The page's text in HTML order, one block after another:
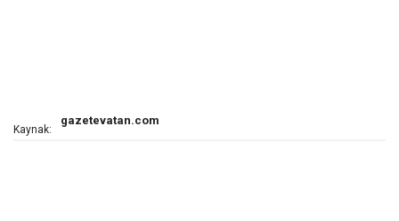
Kaynak:
gazetevatan.com